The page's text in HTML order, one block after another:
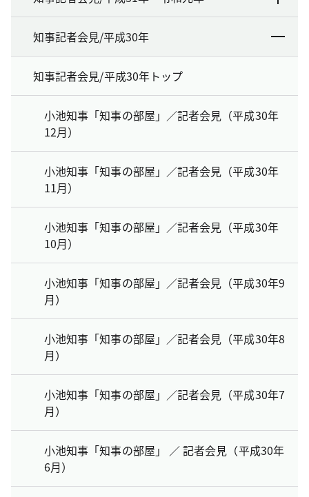
知事記者会見/平成30年
知事記者会見/平成30年トップ
小池知事「知事の部屋」／記者会見（平成30年
12月）
小池知事「知事の部屋」／記者会見（平成30年
11月）
小池知事「知事の部屋」／記者会見（平成30年
10月）
小池知事「知事の部屋」／記者会見（平成30年9
月）
小池知事「知事の部屋」／記者会見（平成30年8
月）
小池知事「知事の部屋」／記者会見（平成30年7
月）
小池知事「知事の部屋」 ／ 記者会見（平成30年
6月）